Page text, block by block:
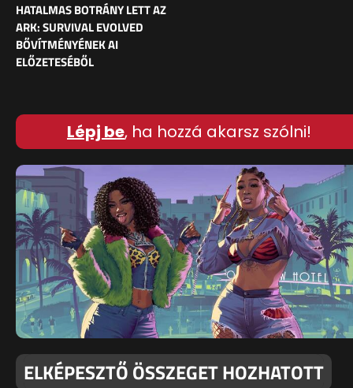
HATALMAS BOTRÁNY LETT AZ
ARK: SURVIVAL EVOLVED
BŐVÍTMÉNYÉNEK AI
ELŐZETESÉBŐL
Lépj be, ha hozzá akarsz szólni!
ELKÉPESZTŐ ÖSSZEGET HOZHATOTT